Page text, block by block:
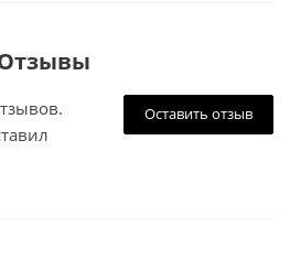
Оставить отзыв